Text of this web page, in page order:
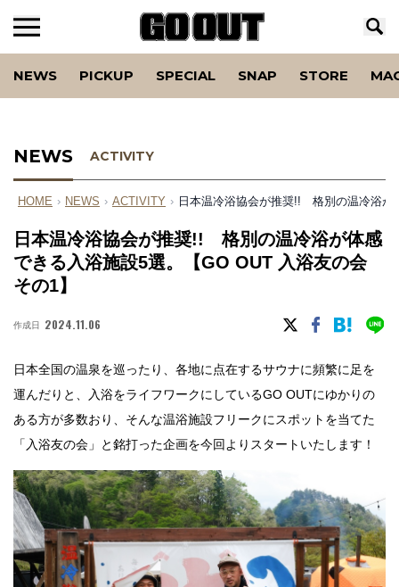
NEWS PICKUP SPECIAL SNAP STORE
NEWS ACTIVITY
HOME › NEWS › ACTIVITY › 日本温冷浴協会が推奨!! 格別の温冷浴が
日本温冷浴協会が推奨!! 格別の温冷浴が体感
できる入浴施設5選。【GO OUT 入浴友の会
その1】
作成日 2024.11.06
日本全国の温泉を巡ったり、各地に点在するサウナに頻繁に足を
運んだりと、入浴をライフワークにしているGO OUTにゆかりの
ある方が多数おり、そんな温浴施設フリークにスポットを当てた
「入浴友の会」と銘打った企画を今回よりスタートいたします！